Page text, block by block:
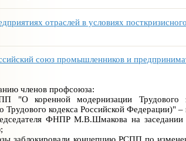
отраслей в условиях
союз промышленников и
членов профсоюза:
"О коренной модернизации Трудового
Трудового кодекса Российской Федерации)"
ФНПР М.В.Шмакова на